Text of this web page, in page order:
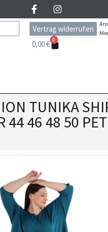
Vertrag widerrufen
0,00€ 0
TUNIKA
44 46 48 50